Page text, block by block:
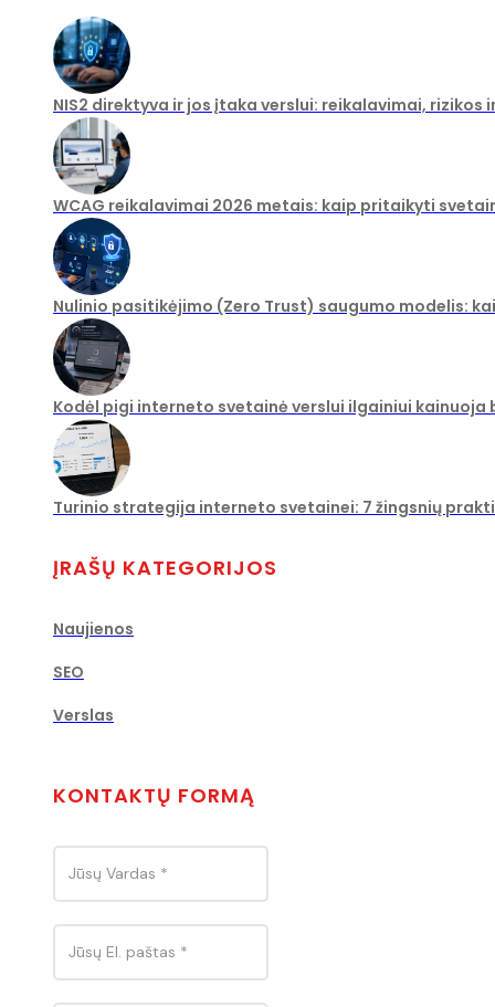
NIS2 direktyva ir jos įtaka verslui: reikalavimai, rizikos
WCAG reikalavimai 2026 metais: kaip pritaikyti
Nulinio pasitikėjimo (Zero Trust) saugumo modelis:
Kodėl pigi interneto svetainė verslui ilgainiui kainuoja
Turinio strategija interneto svetainei: 7 žingsnių
ĮRAŠŲ KATEGORIJOS
Naujienos
SEO
Verslas
KONTAKTŲ FORMĄ